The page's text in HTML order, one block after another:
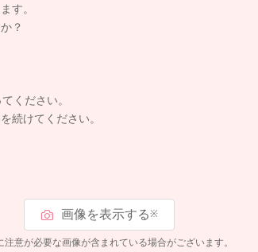
す。
？
ください。
続けてください。
画像を表示する※
意が必要な画像が含まれている場合がございます。